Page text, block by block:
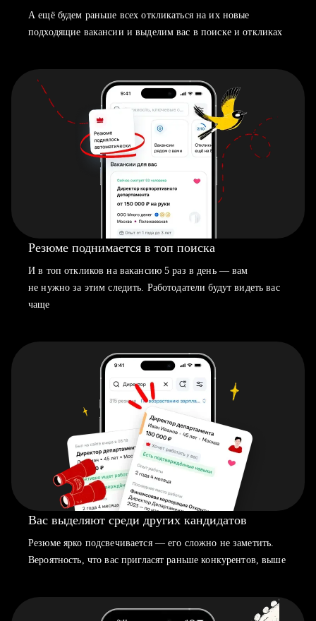
А ещё будем раньше всех откликаться на их новые
подходящие вакансии и выделим вас в поиске и откликах
Резюме поднимается в топ поиска
И в топ откликов на вакансию 5 раз в день — вам
не нужно за этим следить. Работодатели будут видеть вас
чаще
Вас выделяют среди других кандидатов
Резюме ярко подсвечивается — его сложно не заметить.
Вероятность, что вас пригласят раньше конкурентов, выше